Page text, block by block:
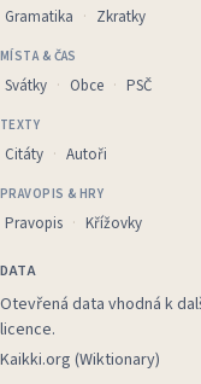
Gramatika
Zkratky
MÍSTA & ČAS
Svátky Obce PSČ
TEXTY
Citáty Autoři
PRAVOPIS & HRY
Pravopis Křížovky
DATA
Otevřená data vhodná k
licence.
Kaikki.org (Wiktionary)